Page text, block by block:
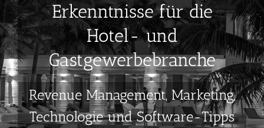
Erkenntnisse für die
Hotel- und
Gastgewerbebranche
Revenue Management, Marketing,
Technologie und Software-Tipps